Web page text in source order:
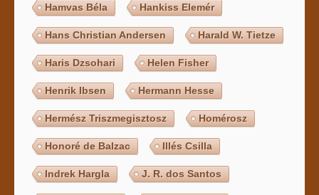
Hamvas Béla Hankiss Elemér
Hans Christian Andersen Harald W. Tietze
Haris Dzsohari Helen Fisher
Henrik Ibsen Hermann Hesse
Hermész Triszmegisztosz Homérosz
Honoré de Balzac Illés Csilla
Indrek Hargla J. R. dos Santos